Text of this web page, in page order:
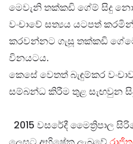
මෙවැනි තක්කඩි ගේම් සිදු
වංචාවේ සත්‍යය යටපත්
කරවන්නට ගැසූ තක්කඩි
විනයටය.
කෙසේ වෙතත් බැඳුම්කර
සම්බන්ධ කිරීම තුළ සැඟවුන
2015 වසරේදී මෛත්‍රිපාල